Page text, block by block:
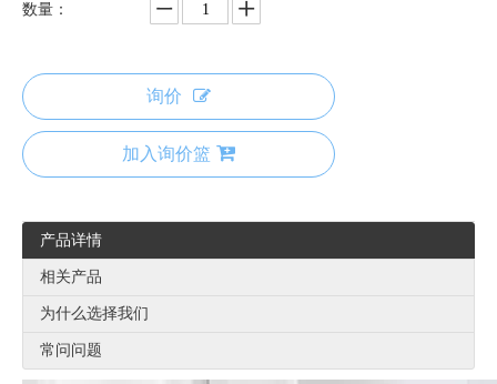
数量：
询价
加入询价篮
产品详情
相关产品
为什么选择我们
常问问题